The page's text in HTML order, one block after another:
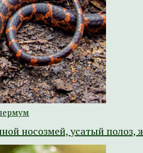
носозмей, усатый полоз,